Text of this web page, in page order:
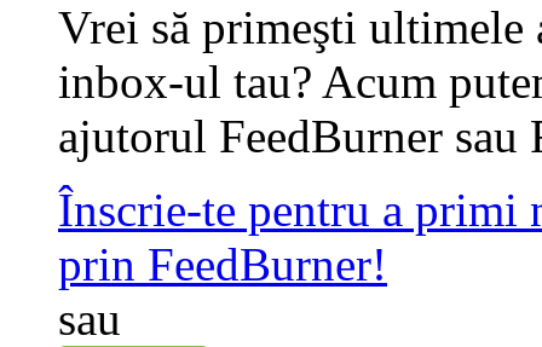
Vrei să primeşti
inbox-ul tau? Acum
ajutorul FeedBurner sau
Înscrie-te pentru a primi
prin FeedBurner!
sau